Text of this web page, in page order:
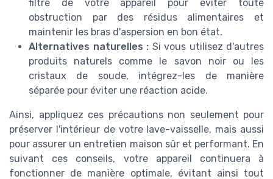
filtre de votre appareil pour éviter toute
obstruction par des résidus alimentaires et
maintenir les bras d'aspersion en bon état.
Alternatives naturelles : Si vous utilisez d'autres
produits naturels comme le savon noir ou les
cristaux de soude, intégrez-les de manière
séparée pour éviter une réaction acide.
Ainsi, appliquez ces précautions non seulement pour
préserver l'intérieur de votre lave-vaisselle, mais aussi
pour assurer un entretien maison sûr et performant. En
suivant ces conseils, votre appareil continuera à
fonctionner de manière optimale, évitant ainsi tout